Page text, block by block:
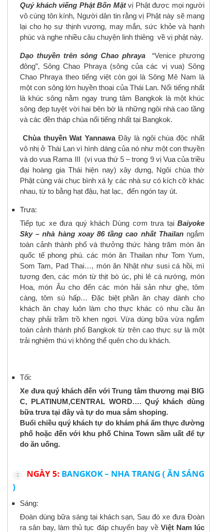
Quý khách viếng Phật Bốn Mặtvị Phật được mọi người
vô cùng tôn kính, Người dân tin rằng vị Phật này sẽ mang
lại cho họ sự thịnh vương, may mắn, sức khỏe và hạnh
phúc và nghe nhiều câu chuyện linh thiêng về vị phật này.
Dạo thuyền trên sông Chao phraya “Venice phương
đông”, Sông Chao Phraya (sông của các vị vua) Sông
Chao Phraya theo tiếng việt còn gọi là Sông Mê Nam là
một con sông lớn huyền thoại của Thái Lan. Nổi tiếng nhất
là khúc sông nằm ngay trung tâm Bangkok là một khúc
sông đẹp tuyệt vời hai bên bờ là những ngôi nhà cao tầng
và các đền tháp chùa nổi tiếng nhất tại Bangkok.
Chùa thuyền Wat YannawaĐây là ngôi chùa độc nhất
vô nhị ở Thái Lan vì hình dáng của nó như một con thuyền
và do vua Rama III (vị vua thứ 5 – trong 9 vị Vua của triều
đại hoàng gia Thái hiện nay) xây dựng, Ngôi chùa thờ
Phật cùng vài chục bình xá lỵ các nhà sư có kích cỡ khác
nhau, từ to bằng hạt đậu, hạt lạc, đến ngón tay út.
Trưa:
Tiếp tục xe đưa quý khách Dùng cơm trưa tại Baiyoke
Sky – nhà hàng xoay 86 tầng cao nhất Thailanngắm
toàn cảnh thành phố và thưởng thức hàng trăm món ăn
quốc tế phong phú. các món ăn Thailan như Tom Yum,
Som Tam, Pad Thai…, món ăn Nhật như susi cá hồi, mì
tương đen, các món từ thịt bò úc, phi lê cá nướng, món
Hoa, món Âu cho đến các món hải sản như ghẹ, tôm
càng, tôm sú hấp… Đặc biệt phần ăn chay dành cho
khách ăn chay luôn làm cho thực khác có nhu cầu ăn
chay phải trầm trồ khen ngơi. Vừa dùng bữa vừa ngắm
toàn cảnh thành phố Bangkok từ trên cao thực sự là một
trải nghiệm thú vị không thể quên cho du khách.
Tối:
Xe đưa quý khách đến với Trung tâm thương mại BIG
C, PLATINUM,CENTRAL WORD…. Quý khách dùng
bữa trưa tại đây và tự do mua sắm shoping.
Buổi chiều quý khách tự do khám phá ẩm thực đường
phố hoặc đến với khu phố China Town sầm uất để tự
do ăn uống.
NGÀY 5: BANGKOK – NHA TRANG ( ĂN SÁNG
)
Sáng:
Đoàn dùng bữa sáng tại khách sạn, Sau đó xe đưa Đoàn
ra sân bay, làm thủ tục đáp chuyến bay về Việt Nam lúc